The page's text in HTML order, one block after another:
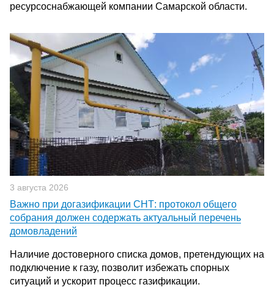
ресурсоснабжающей компании Самарской области.
3 августа 2026
Важно при догазификации СНТ: протокол общего
собрания должен содержать актуальный перечень
домовладений
Наличие достоверного списка домов, претендующих на
подключение к газу, позволит избежать спорных
ситуаций и ускорит процесс газификации.